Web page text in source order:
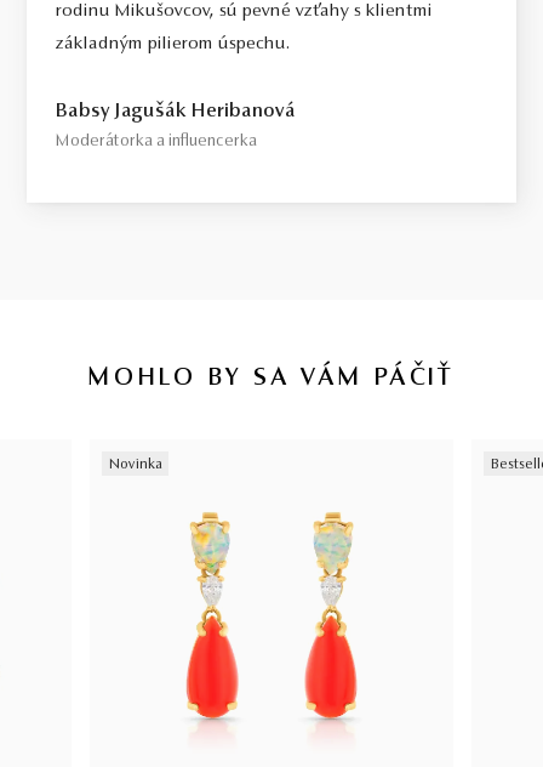
rodinu Mikušovcov, sú pevné vzťahy s klientmi
základným pilierom úspechu.
Babsy Jagušák Heribanová
Moderátorka a influencerka
MOHLO BY SA VÁM PÁČIŤ
Novinka